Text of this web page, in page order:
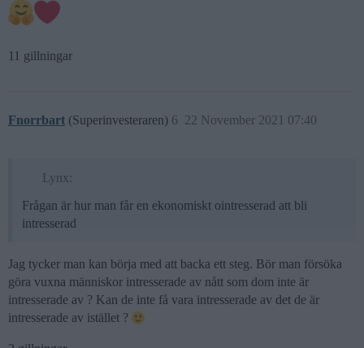
11 gillningar
Fnorrbart (Superinvesteraren) 22 November 2021 07:40
6
Lynx:
Frågan är hur man får en ekonomiskt ointresserad att bli
intresserad
Jag tycker man kan börja med att backa ett steg. Bör man försöka
göra vuxna människor intresserade av nått som dom inte är
intresserade av ? Kan de inte få vara intresserade av det de är
intresserade av istället ?